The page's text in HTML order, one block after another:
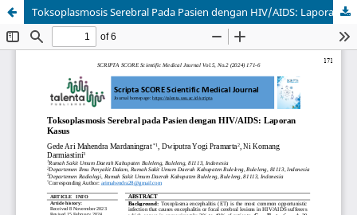
Toksoplasmosis Serebral Pada Pasien dengan HIV/AIDS: Laporan Kasus